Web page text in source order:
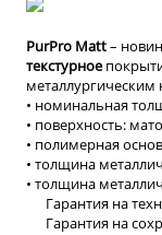
PurPro Matt–
текстурное
• номинальная
• поверхность:
• полимерная
• толщина
• толщина
Гарантия на
Гарантия на